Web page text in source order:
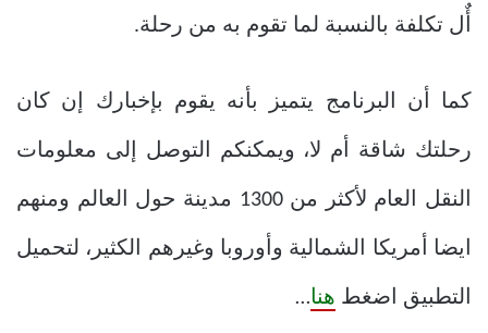
أٌل تكلفة بالنسبة لما تقوم به من رحلة.
كما أن البرنامج يتميز بأنه يقوم بإخبارك إن كان
رحلتك شاقة أم لا، ويمكنكم التوصل إلى معلومات
النقل العام لأكثر من 1300 مدينة حول العالم ومنهم
ايضا أمريكا الشمالية وأوروبا وغيرهم الكثير، لتحميل
التطبيق اضغط هنا…